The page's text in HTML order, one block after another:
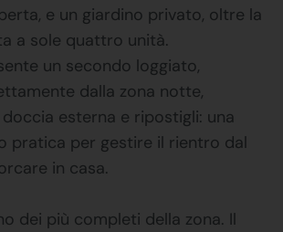
e un giardino privato, oltre la
a sole quattro unità.
un secondo loggiato,
dalla zona notte,
esterna e ripostigli: una
pratica per gestire il rientro dal
in casa.
dei più completi della zona. Il